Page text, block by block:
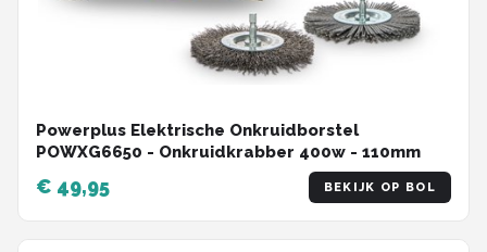
Powerplus Elektrische Onkruidborstel
POWXG6650 - Onkruidkrabber 400w - 110mm
€ 49,95 BEKIJK OP BOL